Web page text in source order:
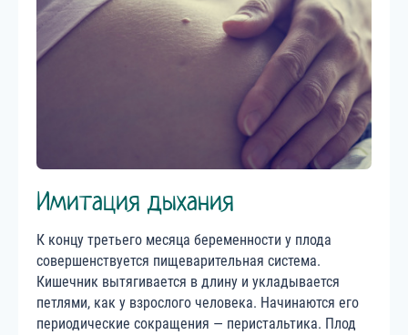
Имитация дыхания
К концу третьего месяца беременности у плода
совершенствуется пищеварительная система.
Кишечник вытягивается в длину и укладывается
петлями, как у взрослого человека. Начинаются его
периодические сокращения — перистальтика. Плод